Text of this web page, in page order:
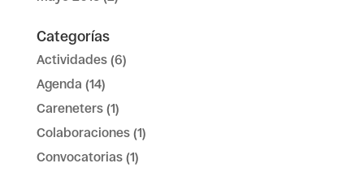
Categorías
Actividades(6)
Agenda (14)
Careneters(1)
Colaboraciones(1)
Convocatorias(1)